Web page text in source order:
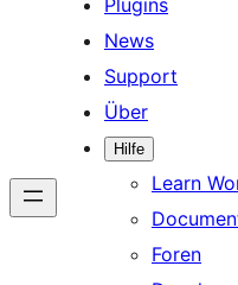
Plugins
News
Support
Über
Hilfe
Learn
Foren